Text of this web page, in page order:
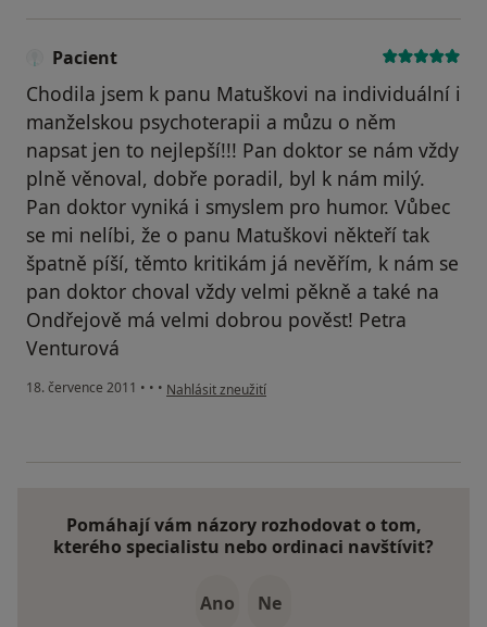
Pacient
Chodila jsem k panu Matuškovi na individuální i
manželskou psychoterapii a můzu o něm
napsat jen to nejlepší!!! Pan doktor se nám vždy
plně věnoval, dobře poradil, byl k nám milý.
Pan doktor vyniká i smyslem pro humor. Vůbec
se mi nelíbi, že o panu Matuškovi někteří tak
špatně píší, těmto kritikám já nevěřím, k nám se
pan doktor choval vždy velmi pěkně a také na
Ondřejově má velmi dobrou pověst! Petra
Venturová
18. července 2011 • • • podle názoru uživatele Pacient
Nahlásit zneužití
Pomáhají vám názory rozhodovat o tom,
kterého specialistu nebo ordinaci navštívit?
Ano Ne